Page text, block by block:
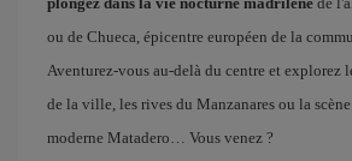
ou de Chueca, épicentre européen de la
Aventurez-vous au-delà du centre et explorez
de la ville, les rives du Manzanares ou la
moderne Matadero… Vous venez ?